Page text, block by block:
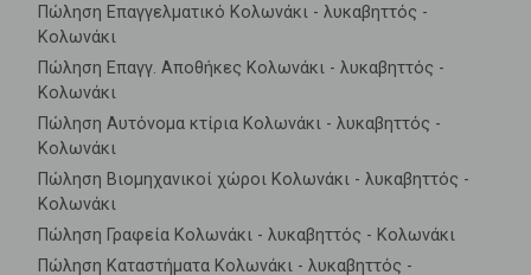
Πώληση Επαγγελματικό Κολωνάκι - λυκαβηττός -
Κολωνάκι
Πώληση Επαγγ. Αποθήκες Κολωνάκι - λυκαβηττός -
Κολωνάκι
Πώληση Αυτόνομα κτίρια Κολωνάκι - λυκαβηττός -
Κολωνάκι
Πώληση Βιομηχανικοί χώροι Κολωνάκι - λυκαβηττός -
Κολωνάκι
Πώληση Γραφεία Κολωνάκι - λυκαβηττός - Κολωνάκι
Πώληση Καταστήματα Κολωνάκι - λυκαβηττός -